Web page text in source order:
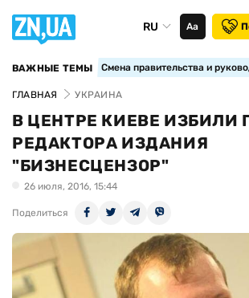
RU Аа
ВАЖНЫЕ ТЕМЫ Смена правительства и
ГЛАВНАЯ УКРАИНА
В ЦЕНТРЕ КИЕВЕ ИЗБИЛИ
РЕДАКТОРА ИЗДАНИЯ
"БИЗНЕСЦЕНЗОР"
26 июля, 2016, 15:44
Поделиться